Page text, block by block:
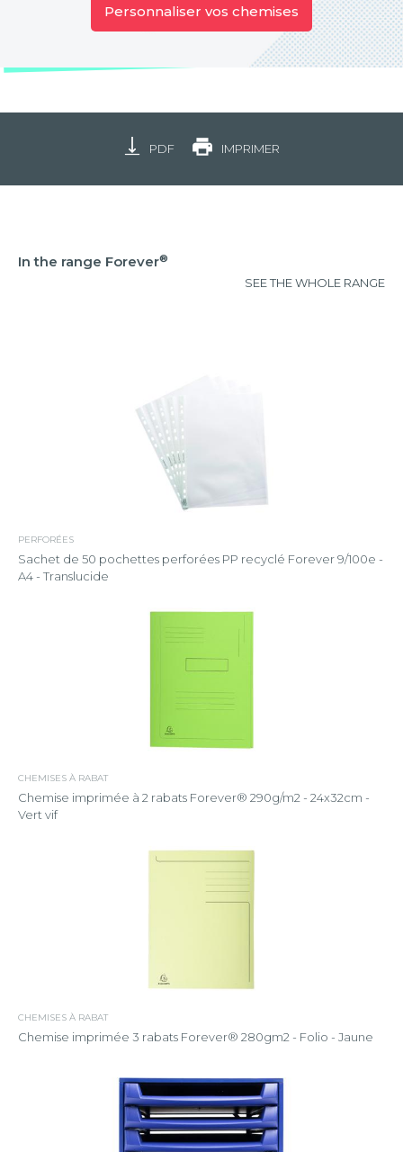
Personnaliser vos chemises
PDF IMPRIMER
In the range Forever®
SEE THE WHOLE RANGE
PERFORÉES
Sachet de 50 pochettes perforées PP recyclé Forever 9/100e -
A4 - Translucide
CHEMISES À RABAT
Chemise imprimée à 2 rabats Forever® 290g/m2 - 24x32cm -
Vert vif
CHEMISES À RABAT
Chemise imprimée 3 rabats Forever® 280gm2 - Folio - Jaune